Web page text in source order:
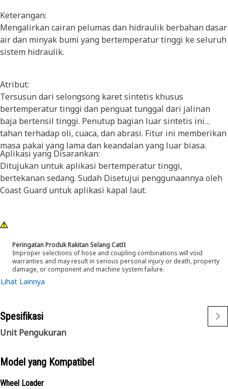
Keterangan:
Mengalirkan cairan pelumas dan hidraulik berbahan dasar
air dan minyak bumi yang bertemperatur tinggi ke seluruh
sistem hidraulik.
Atribut:
Tersusun dari selongsong karet sintetis khusus
bertemperatur tinggi dan penguat tunggal dari jalinan
baja bertensil tinggi. Penutup bagian luar sintetis ini
tahan terhadap oli, cuaca, dan abrasi. Fitur ini memberikan
masa pakai yang lama dan keandalan yang luar biasa.
Aplikasi yang Disarankan:
Ditujukan untuk aplikasi bertemperatur tinggi,
bertekanan sedang. Sudah Disetujui penggunaannya oleh
Coast Guard untuk aplikasi kapal laut.
Peringatan Produk Rakitan Selang CatΠ
Improper selections of hose and coupling combinations will void
warranties and may result in serious personal injury or death, property
damage, or component and machine system failure.
Lihat Lainnya
Spesifikasi
Unit Pengukuran
Model yang Kompatibel
Wheel Loader